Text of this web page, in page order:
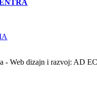
- Web dizajn i razvoj: AD